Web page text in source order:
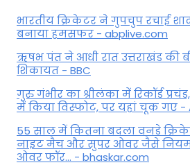
भारतीय क्रिकेटर ने गुपचुप रचाई
बनाया हमसफर - abplive.com
ऋषभ पंत ने आधी रात उत्तराखंड की
शिकायत - BBC
गुरु गंभीर का श्रीलंका में र‍िकॉर्ड
में किया व‍िस्फोट, पर यहां चूक गए -
55 साल में कितना बदला वनडे
नाइट मैच और सुपर ओवर जैसे नियम
ओवर फॉर... - bhaskar.com